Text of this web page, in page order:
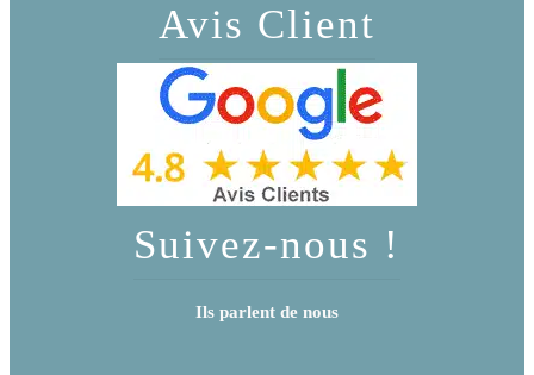
Avis Client
Suivez-nous !
Ils parlent de nous